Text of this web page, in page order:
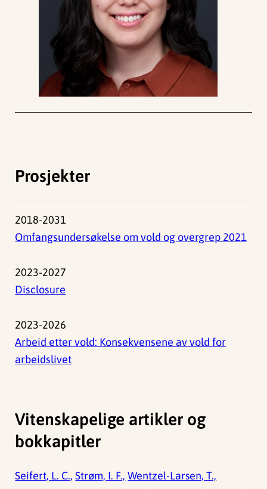
Prosjekter
2018-2031
Omfangsundersøkelse om vold og overgrep 2021
2023-2027
Disclosure
2023-2026
Arbeid etter vold: Konsekvensene av vold for
arbeidslivet
Vitenskapelige artikler og
bokkapitler
Seifert, L. C., Strøm, I. F., Wentzel-Larsen, T.,